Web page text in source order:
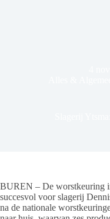
BUREN – De worstkeuring
succesvol voor slagerij
na de nationale